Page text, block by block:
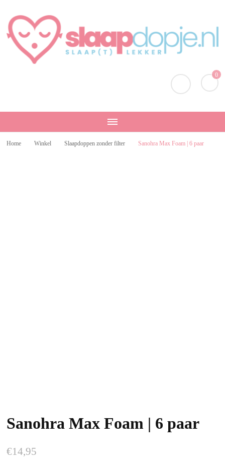
0
Home Winkel Slaapdoppen zonder filter Sanohra Max Foam | 6 paar
Sanohra Max Foam | 6 paar
€14,95